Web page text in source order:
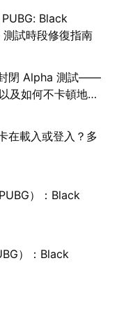
PUBG: Black
試時段修復指南
閉 Alpha 測試——
及如何不卡頓地遊
在載入或登入？多
）：Black
）：Black